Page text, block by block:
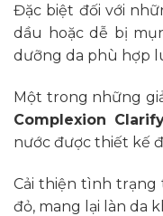
Đặc biệt đối với
dầu hoặc dễ bị
dưỡng da phù hợp
Một trong những
Complexion
nước được thiết kế
Cải thiện tình trạng
đỏ, mang lại làn da